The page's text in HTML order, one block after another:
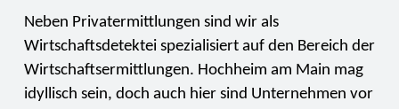
Neben Privatermittlungen sind wir als
Wirtschaftsdetektei spezialisiert auf den Bereich der
Wirtschaftsermittlungen. Hochheim am Main mag
idyllisch sein, doch auch hier sind Unternehmen vor